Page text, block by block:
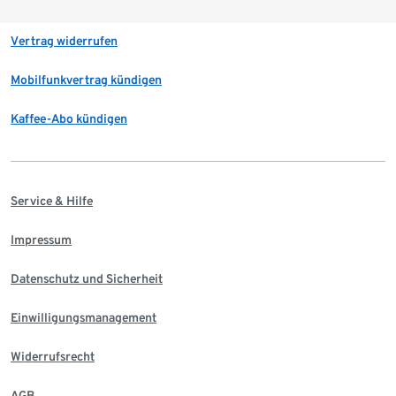
Vertrag widerrufen
Mobilfunkvertrag kündigen
Kaffee-Abo kündigen
Service & Hilfe
Impressum
Datenschutz und Sicherheit
Einwilligungsmanagement
Widerrufsrecht